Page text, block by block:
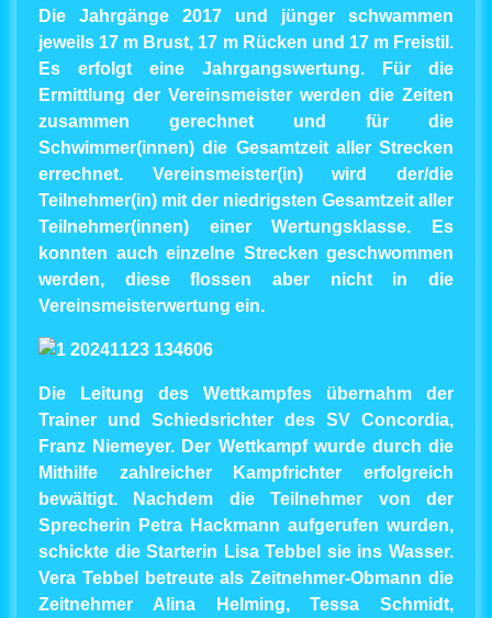
Die Jahrgänge 2017 und jünger schwammen
jeweils 17 m Brust, 17 m Rücken und 17 m Freistil.
Es erfolgt eine Jahrgangswertung. Für die
Ermittlung der Vereinsmeister werden die Zeiten
zusammen gerechnet und für die
Schwimmer(innen) die Gesamtzeit aller Strecken
errechnet. Vereinsmeister(in) wird der/die
Teilnehmer(in) mit der niedrigsten Gesamtzeit aller
Teilnehmer(innen) einer Wertungsklasse. Es
konnten auch einzelne Strecken geschwommen
werden, diese flossen aber nicht in die
Vereinsmeisterwertung ein.
Die Leitung des Wettkampfes übernahm der
Trainer und Schiedsrichter des SV Concordia,
Franz Niemeyer. Der Wettkampf wurde durch die
Mithilfe zahlreicher Kampfrichter erfolgreich
bewältigt. Nachdem die Teilnehmer von der
Sprecherin Petra Hackmann aufgerufen wurden,
schickte die Starterin Lisa Tebbel sie ins Wasser.
Vera Tebbel betreute als Zeitnehmer-Obmann die
Zeitnehmer Alina Helming, Tessa Schmidt,